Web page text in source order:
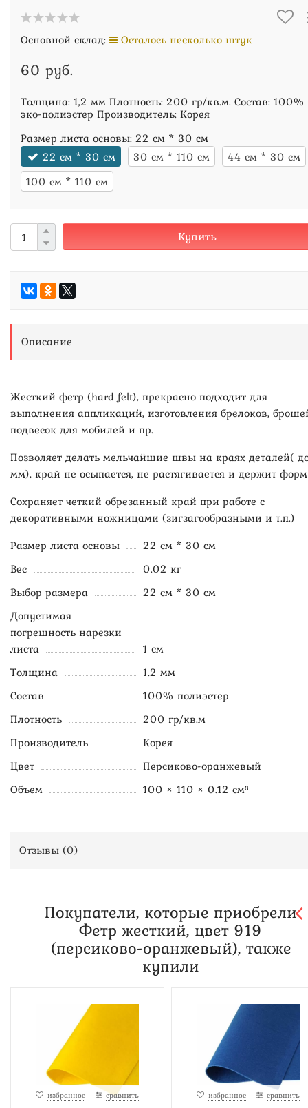
Основной склад: Осталось несколько штук
60 руб.
Толщина: 1,2 мм Плотность: 200 гр/кв.м. Состав: 100%
эко-полиэстер Производитель: Корея
Размер листа основы: 22 см * 30 см
22 см * 30 см
30 см * 110 см
44 см * 30 см
100 см * 110 см
Купить
Описание
Жесткий фетр (hard felt), прекрасно подходит для
выполнения аппликаций, изготовления брелоков,
подвесок для мобилей и пр.
Позволяет делать мельчайшие швы на краях деталей(
мм), край не осыпается, не растягивается и держит
Сохраняет четкий обрезанный край при работе с
декоративными ножницами (зигзагообразными и т.п.)
Размер листа основы
22 см * 30 см
Вес
0.02 кг
Выбор размера
22 см * 30 см
Допустимая
погрешность нарезки
листа
1 см
Толщина
1.2 мм
Состав
100% полиэстер
Плотность
200 гр/кв.м
Производитель
Корея
Цвет
Персиково-оранжевый
Объем
100 × 110 × 0.12 см³
Отзывы (0)
Покупатели, которые приобрели
Фетр жесткий, цвет 919
(персиково-оранжевый), также
купили
избранное сравнить избранное сравнить